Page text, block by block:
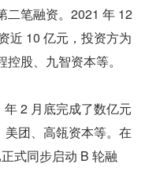
二笔融资。2021 年 12
近 10 亿元，投资方为
股、九智资本等。
2 月底完成了数亿元
团、高瓴资本等。在
式同步启动 B 轮融